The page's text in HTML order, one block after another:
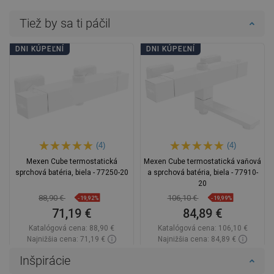
Tiež by sa ti páčil
DNI KÚPEĽNÍ
(4)
Mexen Cube termostatická
sprchová batéria, biela - 77250-20
88,90 € -19,92%
71,19 €
Katalógová cena: 88,90 €
Najnižšia cena: 71,19 €
DNI KÚPEĽNÍ
(4)
Mexen Cube termostatická vaňová
a sprchová batéria, biela - 77910-
20
106,10 € -19,99%
84,89 €
Katalógová cena: 106,10 €
Najnižšia cena: 84,89 €
Inšpirácie